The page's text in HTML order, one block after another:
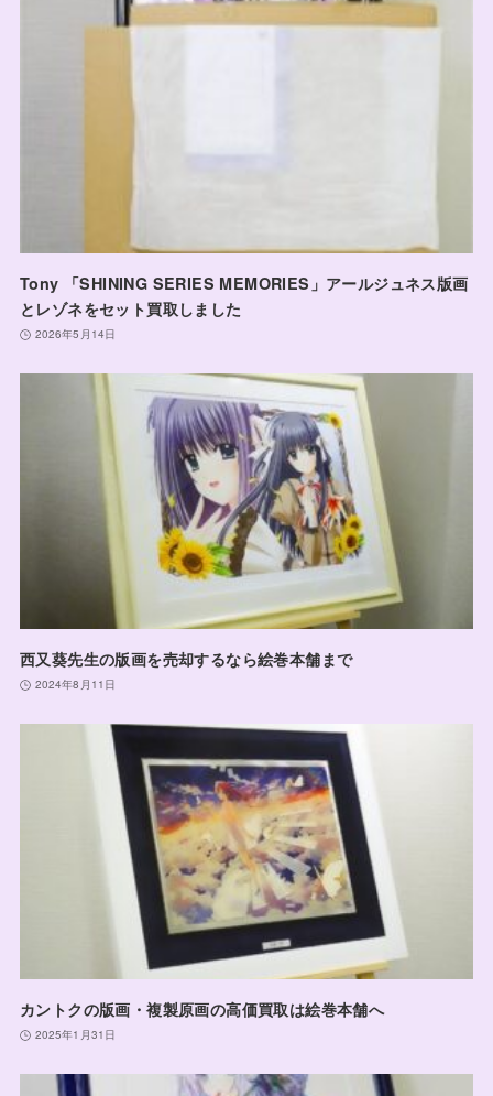
Tony 「SHINING SERIES MEMORIES」アールジュネス版画
とレゾネをセット買取しました
2026年5月14日
西又葵先生の版画を売却するなら絵巻本舗まで
2024年8月11日
カントクの版画・複製原画の高価買取は絵巻本舗へ
2025年1月31日